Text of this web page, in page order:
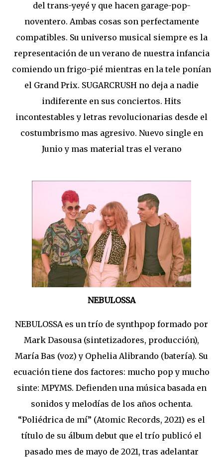
del trans-yeyé y que hacen garage-pop-
noventero. Ambas cosas son perfectamente
compatibles. Su universo musical siempre es la
representación de un verano de nuestra infancia
comiendo un frigo-pié mientras en la tele ponían
el Grand Prix. SUGARCRUSH no deja a nadie
indiferente en sus conciertos. Hits
incontestables y letras revolucionarias desde el
costumbrismo mas agresivo. Nuevo single en
Junio y mas material tras el verano
NEBULOSSA
NEBULOSSA es un trío de synthpop formado por
Mark Dasousa (sintetizadores, producción),
María Bas (voz) y Ophelia Alibrando (batería). Su
ecuación tiene dos factores: mucho pop y mucho
sinte: MPYMS. Defienden una música basada en
sonidos y melodías de los años ochenta.
“Poliédrica de mí” (Atomic Records, 2021) es el
título de su álbum debut que el trío publicó el
pasado mes de mayo de 2021, tras adelantar